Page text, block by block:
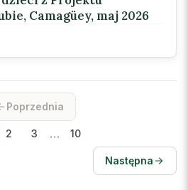
Camagüey, maj 2026
Poprzednia
2 3 … 10
Następna